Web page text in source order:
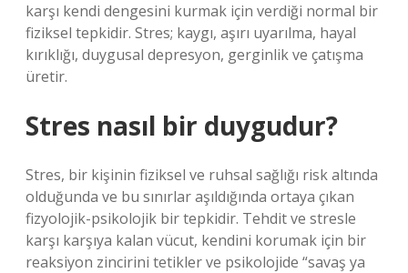
karşı kendi dengesini kurmak için verdiği normal bir
fiziksel tepkidir. Stres; kaygı, aşırı uyarılma, hayal
kırıklığı, duygusal depresyon, gerginlik ve çatışma
üretir.
Stres nasıl bir duygudur?
Stres, bir kişinin fiziksel ve ruhsal sağlığı risk altında
olduğunda ve bu sınırlar aşıldığında ortaya çıkan
fizyolojik-psikolojik bir tepkidir. Tehdit ve stresle
karşı karşıya kalan vücut, kendini korumak için bir
reaksiyon zincirini tetikler ve psikolojide “savaş ya